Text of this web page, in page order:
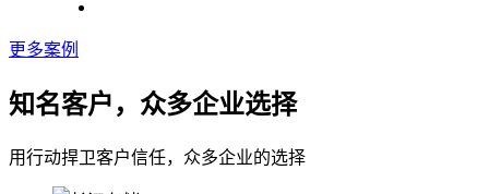
更多案例
知名客户，众多企业选择
用行动捍卫客户信任，众多企业的选择